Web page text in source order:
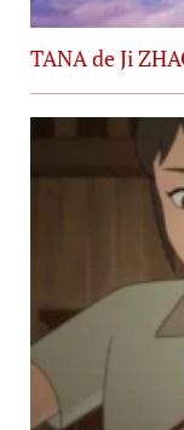
TANA de Ji